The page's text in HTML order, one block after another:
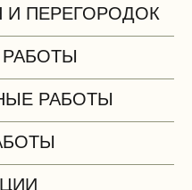
И ПЕРЕГОРОДОК
РАБОТЫ